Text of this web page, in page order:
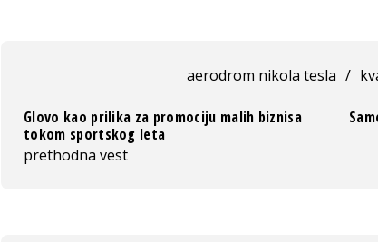
aerodrom nikola tesla /
Glovo kao prilika za promociju malih biznisa
tokom sportskog leta
prethodna vest